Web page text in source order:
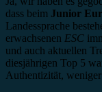
dass beim Junior
Landessprache
erwachsenen ESC
und auch aktuellen
diesjährigen Top 5
Authentizität,